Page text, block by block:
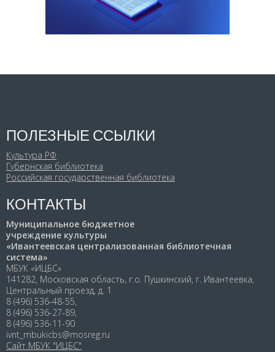
ПОЛЕЗНЫЕ ССЫЛКИ
Культура РФ
Губернская библиотека
Российская государственная библиотека
КОНТАКТЫ
Муниципальное бюджетное
учреждение культуры
«Ивантеевская централизованная библиотечная
система»
МБУК «ИЦБС»
141282, Московская область, г.о. Пушкинский, г. Ивантеевка,
Центральный проезд, д. 1
8 (496) 536-48-55,
8 (496) 536-27-89,
8 (496) 536-11-90
ivnt_mbukicbs@mosreg.ru
Сайт МБУК "ИЦБС"